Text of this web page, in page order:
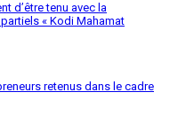
d’être tenu avec la
« Kodi Mahamat
retenus dans le cadre